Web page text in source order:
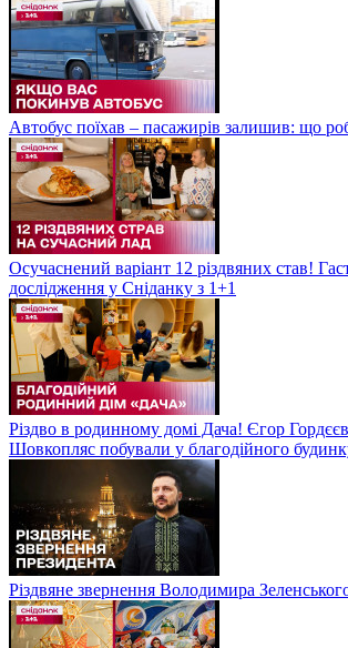
Автобус поїхав – пасажирів залишив: що
Осучаснений варіант 12 різдвяних став!
дослідження у Сніданку з 1+1
Різдво в родинному домі Дача! Єгор
Шовкопляс побували у благодійного
Різдвяне звернення Володимира